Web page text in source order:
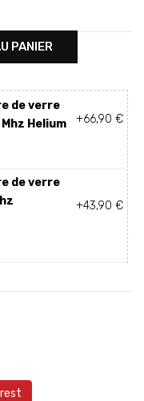
PANIER
de verre
Helium
+66,90 €
de verre
+43,90 €